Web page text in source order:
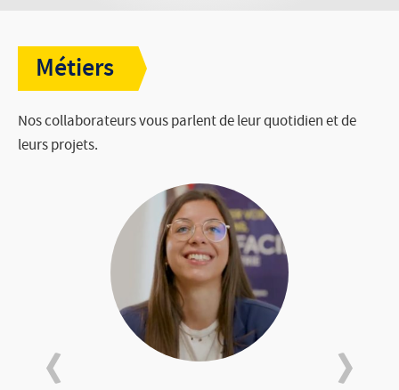
Métiers
Nos collaborateurs vous parlent de leur quotidien et de
leurs projets.